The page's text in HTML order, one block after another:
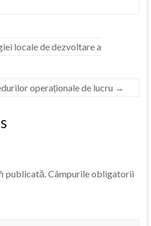
locale de dezvoltare a
operaționale de lucru →
publicată.Câmpurile obligatorii